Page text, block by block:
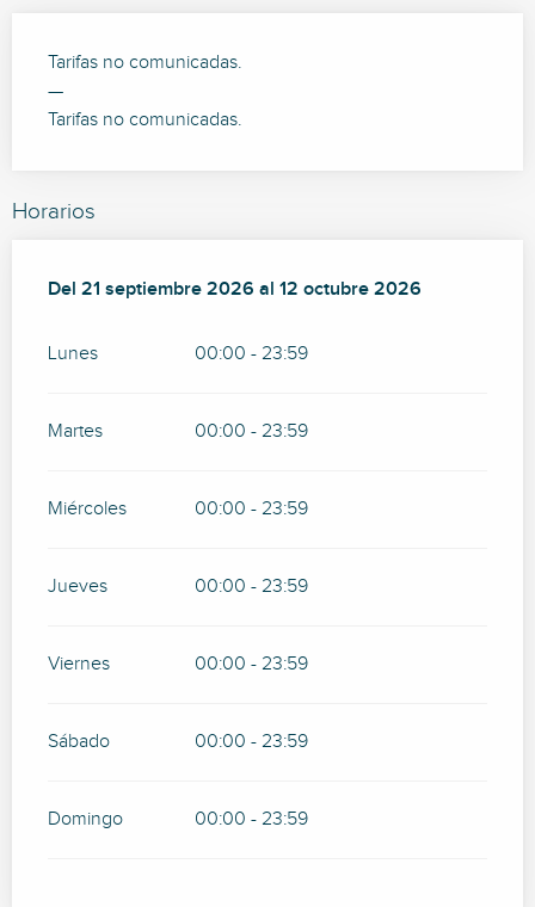
Tarifas no comunicadas.
—
Tarifas no comunicadas.
Horarios
Del 21 septiembre 2026 al 12 octubre 2026
Del 21 septiembre 2026 al 12 octubre 2026
Lunes 00:00 - 23:59
Martes 00:00 - 23:59
Miércoles 00:00 - 23:59
Jueves 00:00 - 23:59
Viernes 00:00 - 23:59
Sábado 00:00 - 23:59
Domingo 00:00 - 23:59